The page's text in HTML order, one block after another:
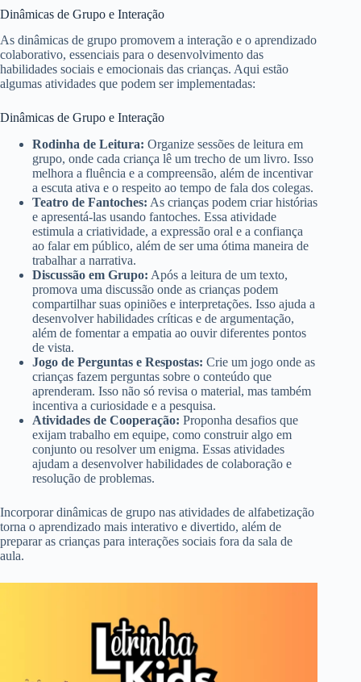
Dinâmicas de Grupo e Interação
As dinâmicas de grupo promovem a interação e o aprendizado
colaborativo, essenciais para o desenvolvimento das
habilidades sociais e emocionais das crianças. Aqui estão
algumas atividades que podem ser implementadas:
Dinâmicas de Grupo e Interação
Rodinha de Leitura: Organize sessões de leitura em
grupo, onde cada criança lê um trecho de um livro. Isso
melhora a fluência e a compreensão, além de incentivar
a escuta ativa e o respeito ao tempo de fala dos colegas.
Teatro de Fantoches: As crianças podem criar histórias
e apresentá-las usando fantoches. Essa atividade
estimula a criatividade, a expressão oral e a confiança
ao falar em público, além de ser uma ótima maneira de
trabalhar a narrativa.
Discussão em Grupo: Após a leitura de um texto,
promova uma discussão onde as crianças podem
compartilhar suas opiniões e interpretações. Isso ajuda a
desenvolver habilidades críticas e de argumentação,
além de fomentar a empatia ao ouvir diferentes pontos
de vista.
Jogo de Perguntas e Respostas: Crie um jogo onde as
crianças fazem perguntas sobre o conteúdo que
aprenderam. Isso não só revisa o material, mas também
incentiva a curiosidade e a pesquisa.
Atividades de Cooperação: Proponha desafios que
exijam trabalho em equipe, como construir algo em
conjunto ou resolver um enigma. Essas atividades
ajudam a desenvolver habilidades de colaboração e
resolução de problemas.
Incorporar dinâmicas de grupo nas atividades de alfabetização
torna o aprendizado mais interativo e divertido, além de
preparar as crianças para interações sociais fora da sala de
aula.